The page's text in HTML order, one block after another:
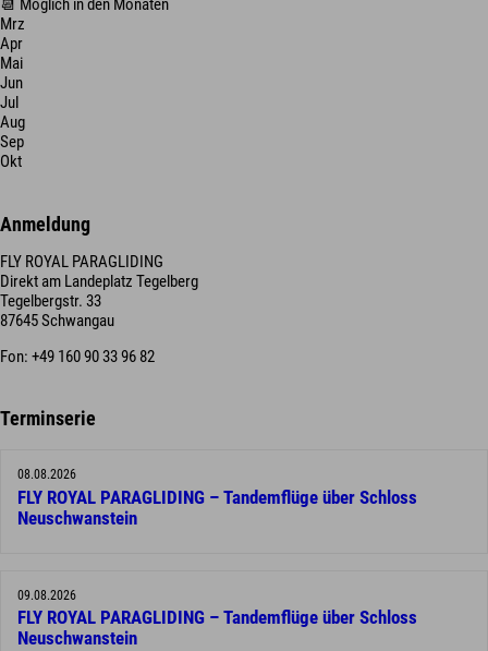
📆 Möglich in den Monaten
Mrz
Apr
Mai
Jun
Jul
Aug
Sep
Okt
Anmeldung
FLY ROYAL PARAGLIDING
Direkt am Landeplatz Tegelberg
Tegelbergstr. 33
87645 Schwangau
Fon: +49 160 90 33 96 82
Terminserie
08.08.2026
FLY ROYAL PARAGLIDING – Tandemflüge über Schloss
Neuschwanstein
09.08.2026
FLY ROYAL PARAGLIDING – Tandemflüge über Schloss
Neuschwanstein